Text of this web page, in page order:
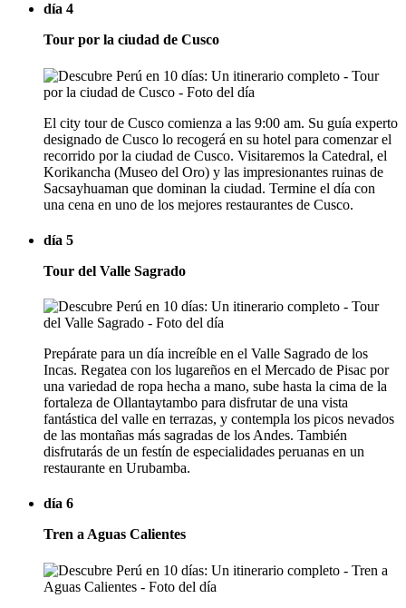
día 4
Tour por la ciudad de Cusco
El city tour de Cusco comienza a las 9:00 am. Su guía experto
designado de Cusco lo recogerá en su hotel para comenzar el
recorrido por la ciudad de Cusco. Visitaremos la Catedral, el
Korikancha (Museo del Oro) y las impresionantes ruinas de
Sacsayhuaman que dominan la ciudad. Termine el día con
una cena en uno de los mejores restaurantes de Cusco.
día 5
Tour del Valle Sagrado
Prepárate para un día increíble en el Valle Sagrado de los
Incas. Regatea con los lugareños en el Mercado de Pisac por
una variedad de ropa hecha a mano, sube hasta la cima de la
fortaleza de Ollantaytambo para disfrutar de una vista
fantástica del valle en terrazas, y contempla los picos nevados
de las montañas más sagradas de los Andes. También
disfrutarás de un festín de especialidades peruanas en un
restaurante en Urubamba.
día 6
Tren a Aguas Calientes